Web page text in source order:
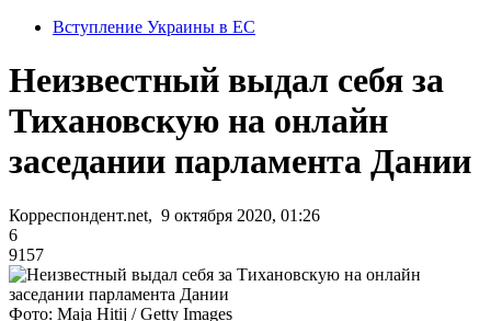
Вступление Украины в ЕС
Неизвестный выдал себя за
Тихановскую на онлайн
заседании парламента Дании
Корреспондент.net, 9 октября 2020, 01:26
6
9157
Фото: Maja Hitij / Getty Images